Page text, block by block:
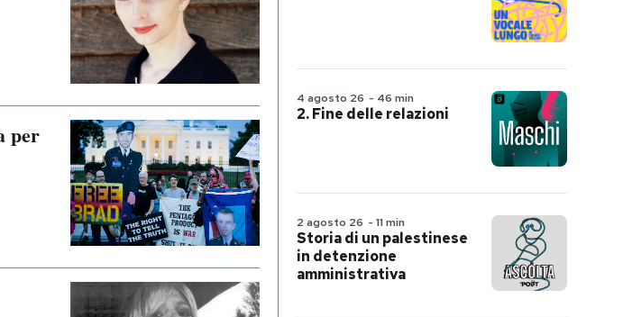
per
4 agosto 26 - 46 min
2. Fine delle relazioni
2 agosto 26 - 11 min
Storia di un palestinese
in detenzione
amministrativa